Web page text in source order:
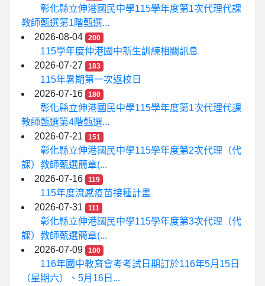
彰化縣立伸港國民中學115學年度第1次代理代課
教師甄選第1階甄選...
2026-08-04
200
115學年度伸港國中新生訓練相關訊息
2026-07-27
183
115年暑期第一次返校日
2026-07-16
180
彰化縣立伸港國民中學115學年度第1次代理代課
教師甄選第4階甄選...
2026-07-21
151
彰化縣立伸港國民中學115學年度第2次代理（代
課）教師甄選簡章(...
2026-07-16
119
115年度流感疫苗接種計畫
2026-07-31
111
彰化縣立伸港國民中學115學年度第3次代理（代
課）教師甄選簡章(...
2026-07-09
100
116年國中教育會考考試日期訂於116年5月15日
（星期六）、5月16日...